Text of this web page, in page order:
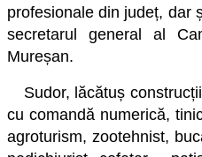
profesionale din județ, dar
secretarul general al
Mureșan.
Sudor, lăcătuș
cu comandă numerică,
agroturism, zootehnist,